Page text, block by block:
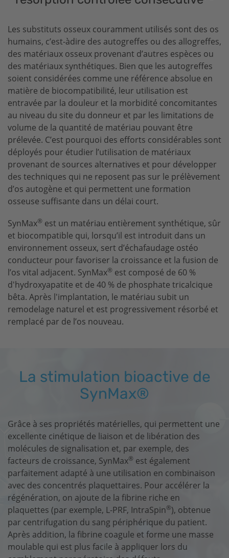
Pansements
Système dev-os
Râpe à os
Les substituts osseux couramment utilisés sont des os
humains, c’est-àdire des autogreffes ou des allogreffes,
des matériaux osseux provenant d’autres espèces ou
des matériaux synthétiques. Bien que les autogreffes
soient considérées comme une référence absolue en
matière de biocompatibilité, leur utilisation est
entravée par la douleur et la morbidité concomitantes
au niveau du site du donneur et par les limitations de
volume de la quantité de matériau pouvant être
prélevée. C’est pourquoi des efforts considérables sont
déployés pour étudier l’utilisation de matériaux
provenant de sources alternatives et pour développer
des techniques qui ne reposent pas sur le prélèvement
d’os autogène et qui permettent une formation
osseuse suffisante dans un délai court.
SynMax® est un matériau entièrement synthétique, sûr
et biocompatible qui, lorsqu’il est introduit dans un
environnement osseux, sert d’échafaudage ostéo
conducteur pour favoriser la croissance et la fusion de
l’os vital adjacent. SynMax® est composé de 60 %
d'hydroxyapatite et de 40 % de phosphate tricalcique
bêta. Après l'implantation, le matériau subit un
remodelage naturel et est progressivement résorbé et
remplacé par de l’os nouveau.
La stimulation bioactive de
SynMax®
Grâce à ses propriétés matérielles, qui permettent une
excellente cinétique de liaison et de libération des
molécules de signalisation et, par exemple, des
facteurs de croissance, SynMax® est également
parfaitement adapté à une utilisation en combinaison
avec des concentrés plaquettaires. Pour accélérer la
régénération, on ajoute de la fibrine riche en
plaquettes (par exemple, L-PRF, IntraSpin®), obtenue
par centrifugation du sang périphérique du patient.
Après addition, la fibrine coagule et forme une masse
moulable qui est plus facile à appliquer lors du